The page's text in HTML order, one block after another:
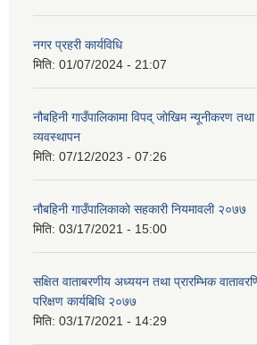
नगर प्रहरी कार्यविधि
मिति: 01/07/2024 - 21:07
नौबहिनी गाउँपालिकामा विपद् जोखिम न्यूनीकरण तथा
व्यवस्थापन
मिति: 07/12/2023 - 07:26
नौबहिनी गाउँपालिकाकाे सहकारी नियमावली २०७७
मिति: 03/17/2021 - 15:00
सक्षित वाताबरणीय अध्ययन तथा प्रारम्भिक
परिक्षण कार्यबिधि २०७७
मिति: 03/17/2021 - 14:29